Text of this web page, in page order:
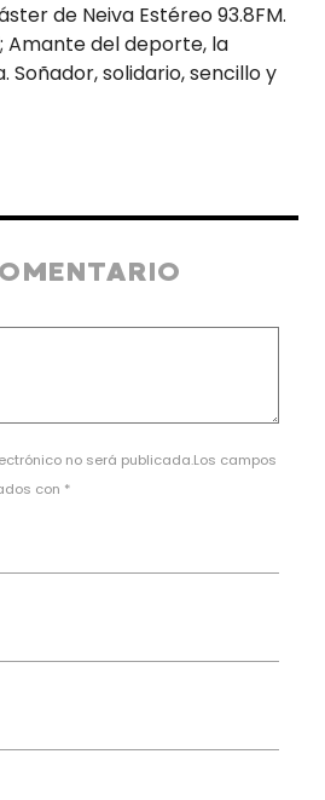
de Neiva Estéreo 93.8FM.
Amante del deporte, la
Soñador, solidario, sencillo y
no será publicada.Los campos
con *